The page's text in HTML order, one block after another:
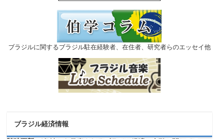
ブラジルに関するブラジル駐在経験者、在住者、研究者らのエッセイ他
ブラジル経済情報